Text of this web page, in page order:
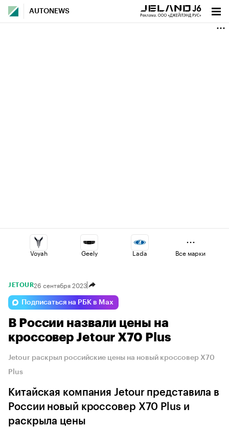
AUTONEWS
Voyah Geely Lada
Haval Volga
Omoda Esteo Jaecoo
Все марки
JETOUR26 сентября 2023
Подписаться на РБК в Max
В России назвали цены на
кроссовер Jetour X70 Plus
Jetour раскрыл российские цены на новый кроссовер X70
Plus
Китайская компания Jetour представила в
России новый кроссовер X70 Plus и
раскрыла цены